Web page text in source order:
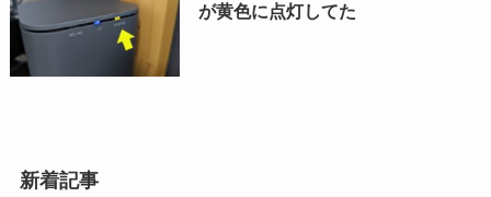
が黄色に点灯してた
新着記事